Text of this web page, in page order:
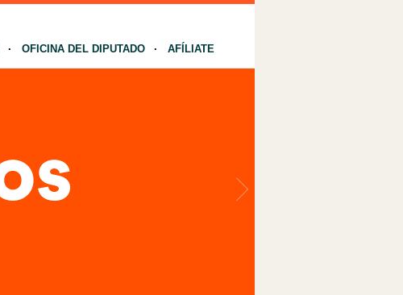
OFICINA DEL DIPUTADO AFÍLIATE